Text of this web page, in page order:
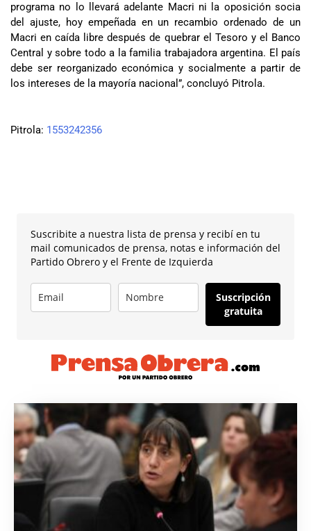
programa no lo llevará adelante Macri ni la oposición socia
del ajuste, hoy empeñada en un recambio ordenado de un
Macri en caída libre después de quebrar el Tesoro y el Banco
Central y sobre todo a la familia trabajadora argentina. El país
debe ser reorganizado económica y socialmente a partir de
los intereses de la mayoría nacional”, concluyó Pitrola.
Pitrola: 1553242356
Suscribite a nuestra lista de prensa y recibí en tu
mail comunicados de prensa, notas e información del
Partido Obrero y el Frente de Izquierda
Suscripción
gratuita